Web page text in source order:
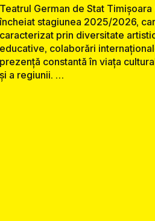
Teatrul German de Stat Timișoara
încheiat stagiunea 2025/2026,
caracterizat prin diversitate
educative, colaborări
prezență constantă în viața
și a regiunii. …